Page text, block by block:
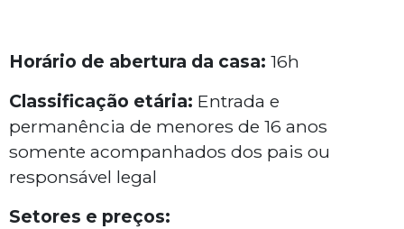
Horário de abertura da casa: 16h
Classificação etária: Entrada e
permanência de menores de 16 anos
somente acompanhados dos pais ou
responsável legal
Setores e preços: